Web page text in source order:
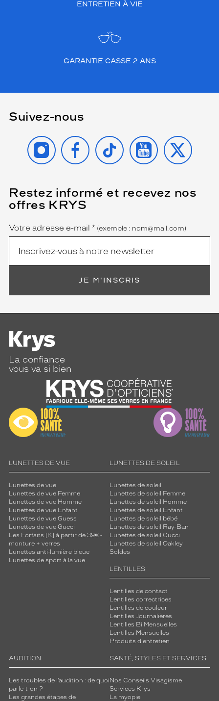
ENTRETIEN À VIE
GARANTIE CASSE 2 ANS
Suivez-nous
INSTAGRAMFACEBOOK
TIKTOK YOUTUBE
X
Restez informé et recevez nos
offres KRYS
Name
Votre adresse e-mail *
(Ce
champ
est
obligatoire)
(exemple : nom@mail.com)
JE M'INSCRIS
La confiance
vous va si bien
LUNETTES DE VUE
Lunettes de vue
Lunettes de vue Femme
Lunettes de vue Homme
Lunettes de vue Enfant
Lunettes de vue Guess
Lunettes de vue Gucci
Les Forfaits [K] à partir de 39€ -
monture + verres
Lunettes anti-lumière bleue
Lunettes de sport à la vue
LUNETTES DE SOLEIL
Lunettes de soleil
Lunettes de soleil Femme
Lunettes de soleil Homme
Lunettes de soleil Enfant
Lunettes de soleil bébé
Lunettes de soleil Ray-Ban
Lunettes de soleil Gucci
Lunettes de soleil Oakley
Soldes
LENTILLES
Lentilles de contact
Lentilles correctrices
Lentilles de couleur
Lentilles Journalières
Lentilles Bi Mensuelles
Lentilles Mensuelles
Produits d'entretien
AUDITION
Les troubles de l’audition : de quoi
parle-t-on ?
Les grandes étapes de
SANTÉ, STYLES ET SERVICES
Nos Conseils Visagisme
Services Krys
La myopie